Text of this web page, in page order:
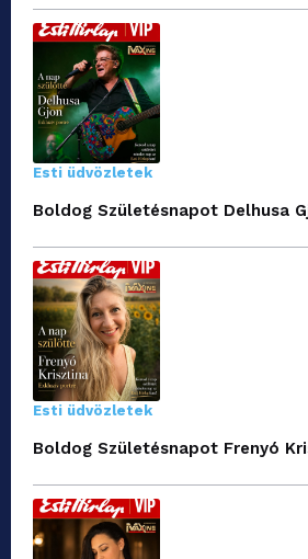
Esti üdvözletek
Boldog Születésnapot Delhusa
Esti üdvözletek
Boldog Születésnapot Frenyó